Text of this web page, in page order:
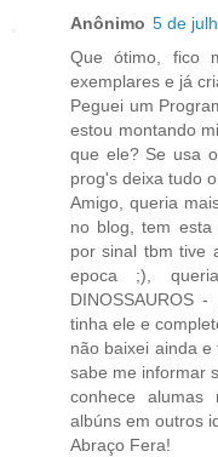
Anônimo 5 de
Que ótimo, fico
exemplares e já
Peguei um
estou montando
que ele? Se usa
prog's deixa tudo
Amigo, queria
no blog, tem
por sinal tbm tive
epoca ;),
DINOSSAUROS
tinha ele e
não baixei ainda
sabe me informar
conhece alumas
albúns em outros
Abraço Fera!